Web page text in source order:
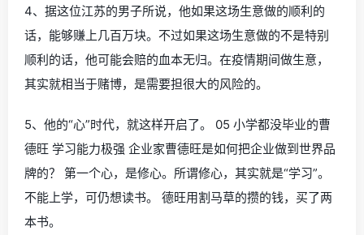
4、据这位江苏的男子所说，他如果这场生意做的顺利的
话，能够赚上几百万块。不过如果这场生意做的不是特别
顺利的话，他可能会赔的血本无归。在疫情期间做生意，
其实就相当于赌博，是需要担很大的风险的。
5、他的“心”时代，就这样开启了。 05 小学都没毕业的曹
德旺 学习能力极强 企业家曹德旺是如何把企业做到世界品
牌的？ 第一个心，是修心。所谓修心，其实就是“学习”。
不能上学，可仍想读书。 德旺用割马草的攒的钱，买了两
本书。